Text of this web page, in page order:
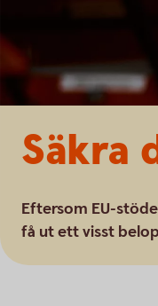
Säkra
Eftersom EU-
få ut ett visst